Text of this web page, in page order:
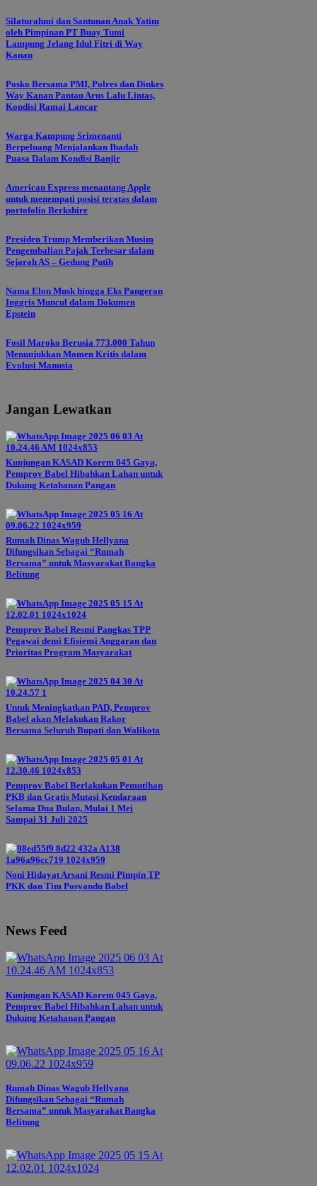
Silaturahmi dan Santunan Anak Yatim
oleh Pimpinan PT Buay Tumi
Lampung Jelang Idul Fitri di Way
Kanan
Posko Bersama PMI, Polres dan Dinkes
Way Kanan Pantau Arus Lalu Lintas,
Kondisi Ramai Lancar
Warga Kampung Srimenanti
Berpeluang Menjalankan Ibadah
Puasa Dalam Kondisi Banjir
American Express menantang Apple
untuk menempati posisi teratas dalam
portofolio Berkshire
Presiden Trump Memberikan Musim
Pengembalian Pajak Terbesar dalam
Sejarah AS – Gedung Putih
Nama Elon Musk hingga Eks Pangeran
Inggris Muncul dalam Dokumen
Epstein
Fosil Maroko Berusia 773.000 Tahun
Menunjukkan Momen Kritis dalam
Evolusi Manusia
Jangan Lewatkan
Kunjungan KASAD Korem 045 Gaya,
Pemprov Babel Hibahkan Lahan untuk
Dukung Ketahanan Pangan
Rumah Dinas Wagub Hellyana
Difungsikan Sebagai “Rumah
Bersama” untuk Masyarakat Bangka
Belitung
Pemprov Babel Resmi Pangkas TPP
Pegawai demi Efisiensi Anggaran dan
Prioritas Program Masyarakat
Untuk Meningkatkan PAD, Pemprov
Babel akan Melakukan Rakor
Bersama Seluruh Bupati dan Walikota
Pemprov Babel Berlakukan Pemutihan
PKB dan Gratis Mutasi Kendaraan
Selama Dua Bulan, Mulai 1 Mei
Sampai 31 Juli 2025
Noni Hidayat Arsani Resmi Pimpin TP
PKK dan Tim Posyandu Babel
News Feed
Kunjungan KASAD Korem 045 Gaya,
Pemprov Babel Hibahkan Lahan untuk
Dukung Ketahanan Pangan
Rumah Dinas Wagub Hellyana
Difungsikan Sebagai “Rumah
Bersama” untuk Masyarakat Bangka
Belitung